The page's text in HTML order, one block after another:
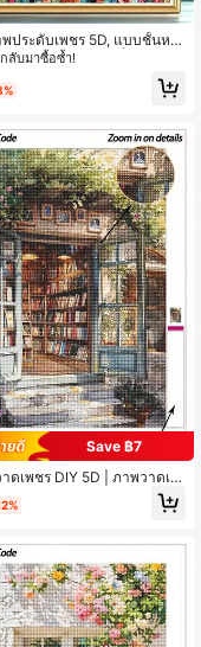
ประดับเพชร 5D, แบบชั้นหนั
ค, ผ้าใบแบบเจาะเต็ม, งานศิ
ลับมาซื้อซ้ำ!
Save ฿7
ดเพชร DIY 5D | ภาพวาดเพ
น์ร้านหนังสือชนบทฤดูใบไม้ร่ว
ะเพชร HD, ภาพวาดตกแต่ง
สำหรับทักษะ DIY และสมาธิ.